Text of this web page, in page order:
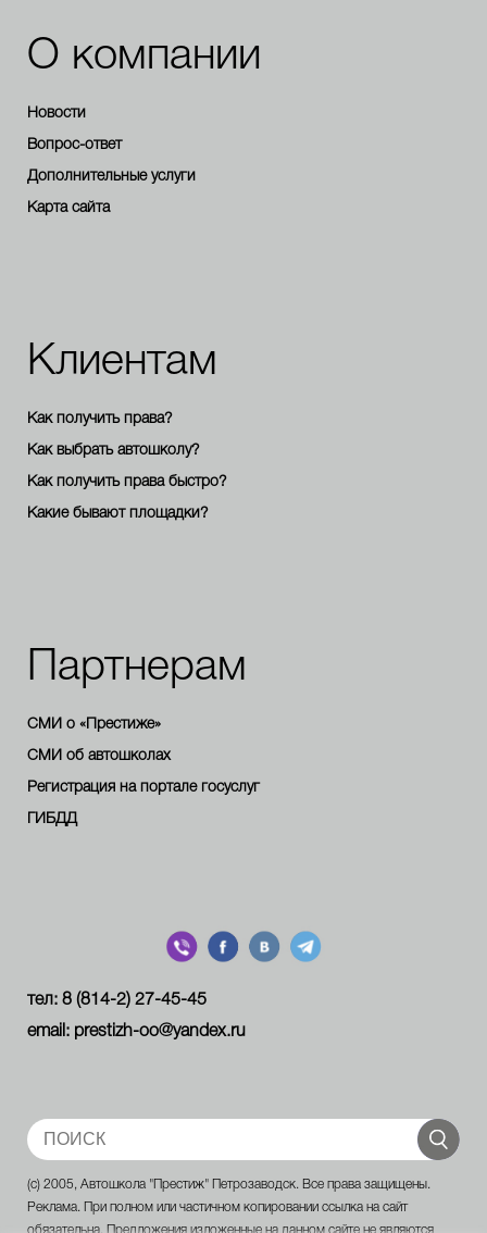
О компании
Новости
Вопрос-ответ
Дополнительные услуги
Карта сайта
Клиентам
Как получить права?
Как выбрать автошколу?
Как получить права быстро?
Какие бывают площадки?
Партнерам
СМИ о «Престиже»
СМИ об автошколах
Регистрация на портале госуслуг
ГИБДД
тел: 8 (814-2) 27-45-45
email: prestizh-oo@yandex.ru
(c) 2005, Автошкола "Престиж" Петрозаводск. Все права защищены.
Реклама. При полном или частичном копировании ссылка на сайт
обязательна. Предложения изложенные на данном сайте не являются